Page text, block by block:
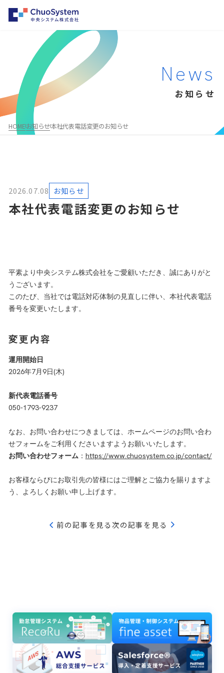
HOME
事業内容
事業内容トップ
システムインテグレーション
クラウド・パッケージ型システム構築支援
Salesforce®
MuleSoft
インフラ・セキュリティソリューション
Microsoft365導入支援サービス
クラウド認証基盤ソリューション
企業情報
企業情報トップ
会社概要・沿革
代表メッセージ
パートナー募集
お問い合わせ
News
お知らせ
HOMEお知らせ本社代表電話変更のお知らせ
2026.07.08 お知らせ
本社代表電話変更のお知らせ
平素より中央システム株式会社をご愛顧いただき、誠にありがと
うございます。
このたび、当社では電話対応体制の見直しに伴い、本社代表電話
番号を変更いたします。
変更内容
運用開始日
2026年7月9日(木)
新代表電話番号
050-1793-9237
なお、お問い合わせにつきましては、ホームページのお問い合わ
せフォームをご利用くださいますようお願いいたします。
お問い合わせフォーム： https://www.chuosystem.co.jp/contact/
お客様ならびにお取引先の皆様にはご理解とご協力を賜りますよ
う、よろしくお願い申し上げます。
前の記事を見る 次の記事を見る